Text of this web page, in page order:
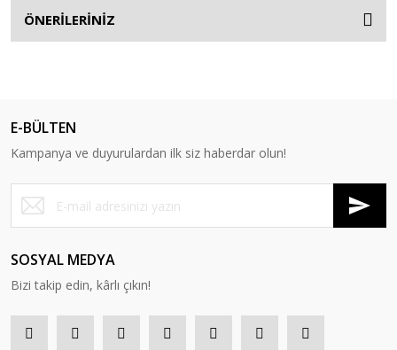
ÖNERİLERİNİZ
E-BÜLTEN
Kampanya ve duyurulardan ilk siz haberdar olun!
SOSYAL MEDYA
Bizi takip edin, kârlı çıkın!